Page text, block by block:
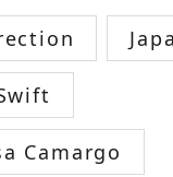
Japa
Camargo